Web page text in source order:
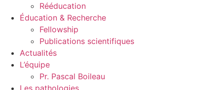
Rééducation
Éducation & Recherche
Fellowship
Publications scientifiques
Actualités
L’équipe
Pr. Pascal Boileau
Les pathologies